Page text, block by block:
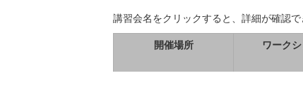
講習会名をクリックすると、詳細が確認で
開催場所 ワーク